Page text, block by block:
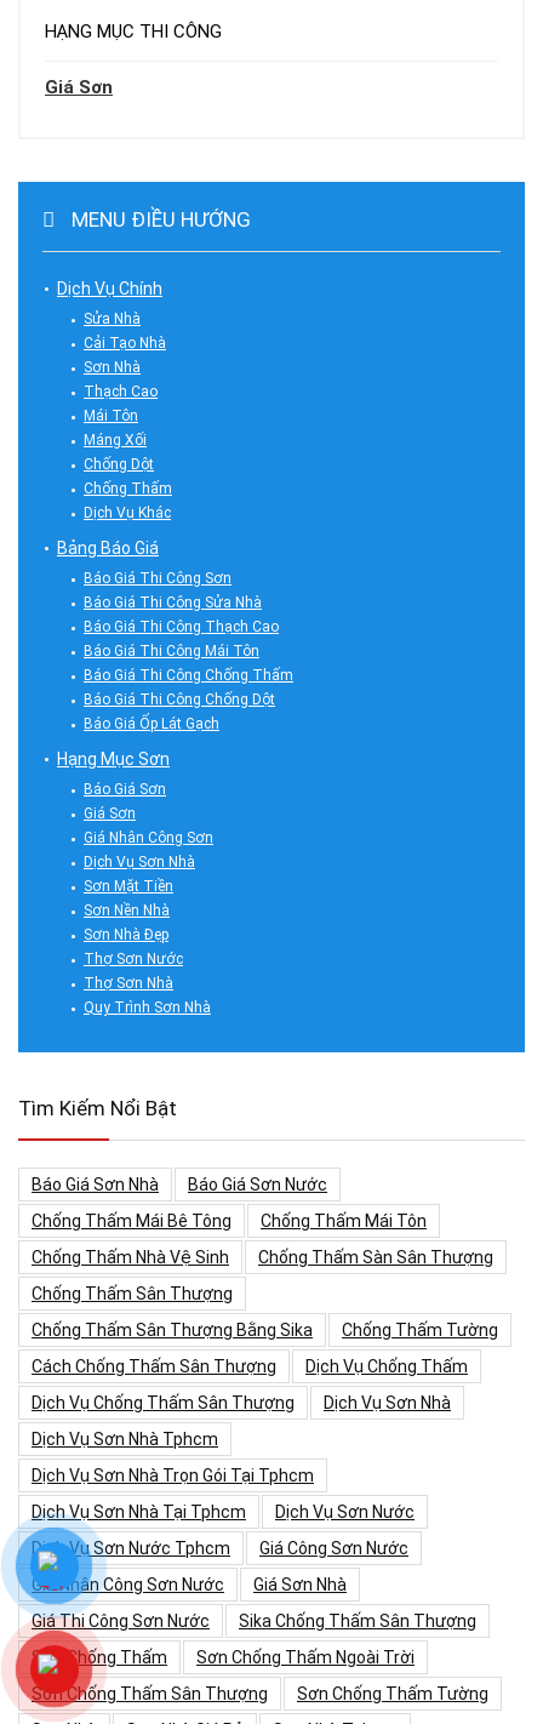
HẠNG MỤC THI CÔNG
Giá Sơn
MENU ĐIỀU HƯỚNG
Dịch Vụ Chính
Sửa Nhà
Cải Tạo Nhà
Sơn Nhà
Thạch Cao
Mái Tôn
Máng Xối
Chống Dột
Chống Thấm
Dịch Vụ Khác
Bảng Báo Giá
Báo Giá Thi Công Sơn
Báo Giá Thi Công Sửa Nhà
Báo Giá Thi Công Thạch Cao
Báo Giá Thi Công Mái Tôn
Báo Giá Thi Công Chống Thấm
Báo Giá Thi Công Chống Dột
Báo Giá Ốp Lát Gạch
Hạng Mục Sơn
Báo Giá Sơn
Giá Sơn
Giá Nhân Công Sơn
Dịch Vụ Sơn Nhà
Sơn Mặt Tiền
Sơn Nền Nhà
Sơn Nhà Đẹp
Thợ Sơn Nước
Thợ Sơn Nhà
Quy Trình Sơn Nhà
Tìm Kiếm Nổi Bật
Báo Giá Sơn Nhà
Báo Giá Sơn Nước
Chống Thấm Mái Bê Tông
Chống Thấm Mái Tôn
Chống Thấm Nhà Vệ Sinh
Chống Thấm Sàn Sân Thượng
Chống Thấm Sân Thượng
Chống Thấm Sân Thượng Bằng Sika
Chống Thấm Tường
Cách Chống Thấm Sân Thượng
Dịch Vụ Chống Thấm
Dịch Vụ Chống Thấm Sân Thượng
Dịch Vụ Sơn Nhà
Dịch Vụ Sơn Nhà Tphcm
Dịch Vụ Sơn Nhà Trọn Gói Tại Tphcm
Dịch Vụ Sơn Nhà Tại Tphcm
Dịch Vụ Sơn Nước
Dịch Vụ Sơn Nước Tphcm
Giá Công Sơn Nước
Giá Nhân Công Sơn Nước
Giá Sơn Nhà
Giá Thi Công Sơn Nước
Sika Chống Thấm Sân Thượng
Sơn Chống Thấm
Sơn Chống Thấm Ngoài Trời
Sơn Chống Thấm Sân Thượng
Sơn Chống Thấm Tường